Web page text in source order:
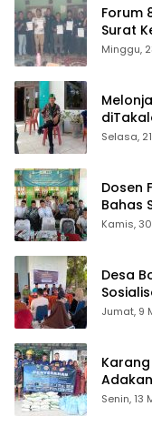
Forum
Surat
Matel
Minggu,
angkat
Selasa,
Dosen
Bahas
Ijtima
Kamis,
Desa
ID
Jumat, 9
Dhuafa
Senin, 13